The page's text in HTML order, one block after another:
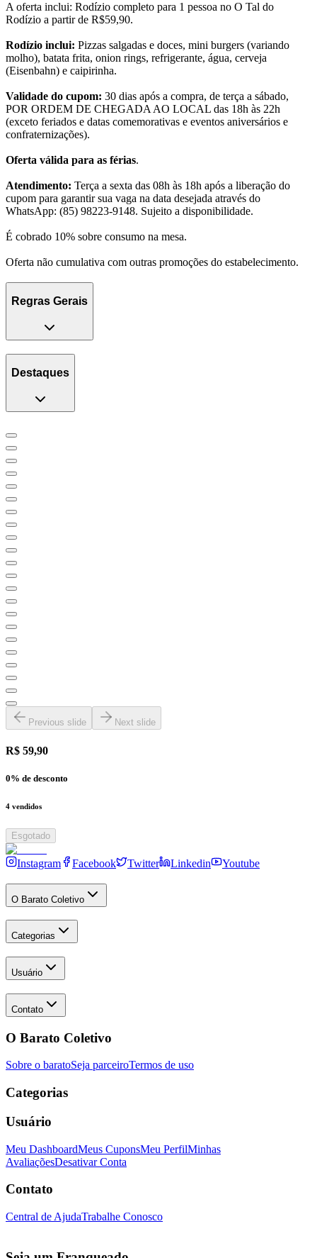
A oferta inclui: Rodízio completo para 1 pessoa no O Tal do
Rodízio a partir de R$59,90.
Rodízio inclui: Pizzas salgadas e doces, mini burgers (variando
molho), batata frita, onion rings, refrigerante, água, cerveja
(Eisenbahn) e caipirinha.
Validade do cupom: 30 dias após a compra, de terça a sábado,
POR ORDEM DE CHEGADA AO LOCAL das 18h às 22h
(exceto feriados e datas comemorativas e eventos aniversários e
confraternizações).
Oferta válida para as férias.
Atendimento: Terça a sexta das 08h às 18h após a liberação do
cupom para garantir sua vaga na data desejada através do
WhatsApp: (85) 98223-9148. Sujeito a disponibilidade.
É cobrado 10% sobre consumo na mesa.
Oferta não cumulativa com outras promoções do estabelecimento.
Regras Gerais
Destaques
Previous slide Next slide
R$ 59,90
0% de desconto
4 vendidos
Esgotado
Instagram Facebook Twitter Linkedin Youtube
O Barato Coletivo
Categorias
Usuário
Contato
O Barato Coletivo
Sobre o baratoSeja parceiroTermos de uso
Categorias
Usuário
Meu DashboardMeus CuponsMeu PerfilMinhas
AvaliaçõesDesativar Conta
Contato
Central de AjudaTrabalhe Conosco